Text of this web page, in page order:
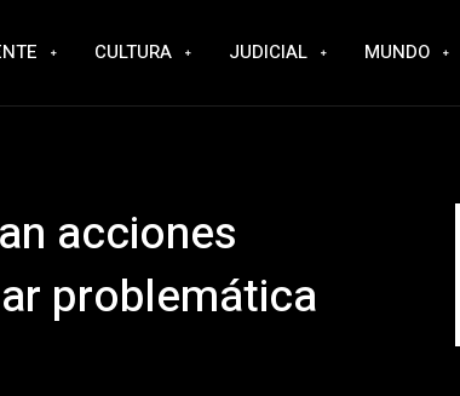
CULTURA JUDICIAL MUNDO
acciones
problemática